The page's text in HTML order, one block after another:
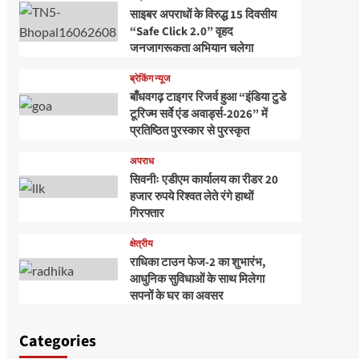
साइबर अपराधों के विरुद्ध 15 दिवसीय
“Safe Click 2.0” वृहद
जनजागरूकता अभियान चलेगा
ब्रेकिंग न्यूज
बाँधवगढ़ टाइगर रिजर्व हुआ “इंडिया टुडे
टूरिज्म सर्वे एंड अवार्ड्स-2026” में
प्रतिष्ठित पुरस्कार से पुरस्कृत
अपराध
सिवनीः एडीएम कार्यालय का रीडर 20
हजार रुपये रिश्वत लेते रंगे हाथों
गिरफ्तार
क्षेत्रीय
राधिका टाउन फेज-2 का शुभारंभ,
आधुनिक सुविधाओं के साथ मिलेगा
सपनों के घर का अवसर
Categories